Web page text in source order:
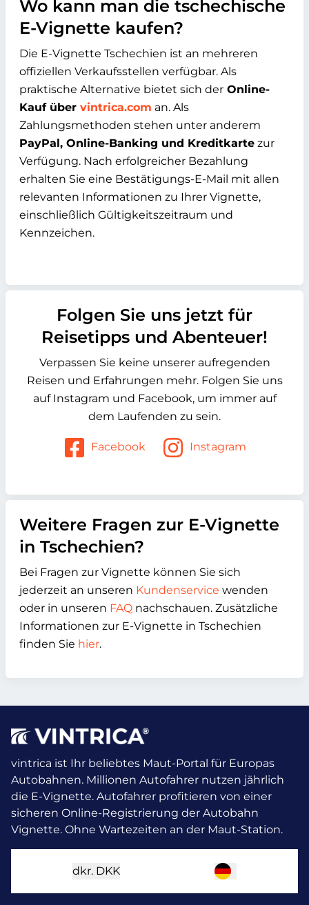
Wo kann man die tschechische
E-Vignette kaufen?
Die E-Vignette Tschechien ist an mehreren
offiziellen Verkaufsstellen verfügbar. Als
praktische Alternative bietet sich der Online-
Kauf über vintrica.com an. Als
Zahlungsmethoden stehen unter anderem
PayPal, Online-Banking und Kreditkarte zur
Verfügung. Nach erfolgreicher Bezahlung
erhalten Sie eine Bestätigungs-E-Mail mit allen
relevanten Informationen zu Ihrer Vignette,
einschließlich Gültigkeitszeitraum und
Kennzeichen.
Folgen Sie uns jetzt für
Reisetipps und Abenteuer!
Verpassen Sie keine unserer aufregenden
Reisen und Erfahrungen mehr. Folgen Sie uns
auf Instagram und Facebook, um immer auf
dem Laufenden zu sein.
Facebook Instagram
Weitere Fragen zur E-Vignette
in Tschechien?
Bei Fragen zur Vignette können Sie sich
jederzeit an unseren Kundenservice wenden
oder in unseren FAQ nachschauen. Zusätzliche
Informationen zur E-Vignette in Tschechien
finden Sie hier.
vintrica ist Ihr beliebtes Maut-Portal für Europas
Autobahnen. Millionen Autofahrer nutzen jährlich
die E-Vignette. Autofahrer profitieren von einer
sicheren Online-Registrierung der Autobahn
Vignette. Ohne Wartezeiten an der Maut-Station.
dkr. DKK